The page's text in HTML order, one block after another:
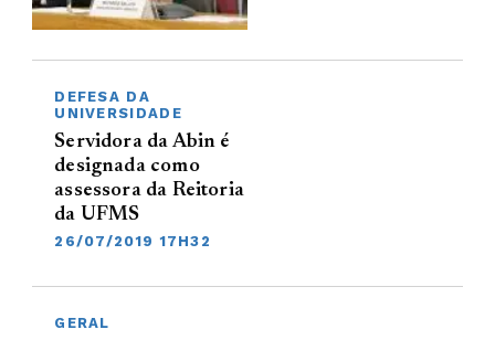
DEFESA DA
UNIVERSIDADE
Servidora da Abin é
designada como
assessora da Reitoria
da UFMS
26/07/2019 17H32
GERAL